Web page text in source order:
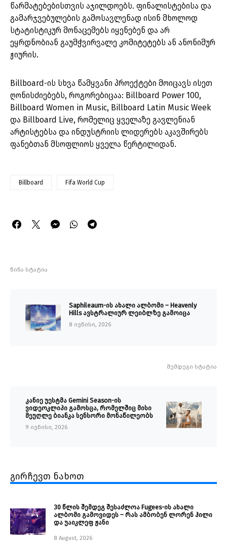
წარმატებებისთვის აჯილდოებს. ფინალისტებისა და
გამარჯვებულების გამოსავლენად ისინ მხოლოდ
სტატისტიკურ მონაცემებს იყენებენ და არ
ეყრდნობიან გაუმჭვირვალე კომიტეტებს ან ანონიმურ
ჟიურის.
Billboard-ის სხვა წამყვანი პროექტები მოიცავს ისეთ
ღონისძიებებს, როგორებიცაა: Billboard Power 100,
Billboard Women in Music, Billboard Latin Music Week
და Billboard Live, რომელიც ყველაზე გავლენიან
არტისტებსა და ინდუსტრიის ლიდერებს აკავშირებს
ფანებთან მსოფლიოს ყველა წერტილიდან.
Billboard Fifa World Cup
წინა სტატია
Saphileaum-ის ახალი ალბომი – Heavenly
Hills ავსტრალიურ ლეიბლზე გამოიცა
8 ივნისი, 2026
შემდეგი სტატია
კანიე უესტმა Gemini Season-ის
ვიდეოკლიპი გამოსცა, რომელშიც მისი
მეუღლე ბიანკა სენსორი მონაწილეობს
9 ივნისი, 2026
გირჩევთ ნახოთ
30 წლის შემდეგ შესაძლოა Fugees-ის ახალი
ალბომი გამოვიდეს – რას ამბობენ ლორენ ჰილი
და უაიკლეფ ჟანი
8 August, 2026